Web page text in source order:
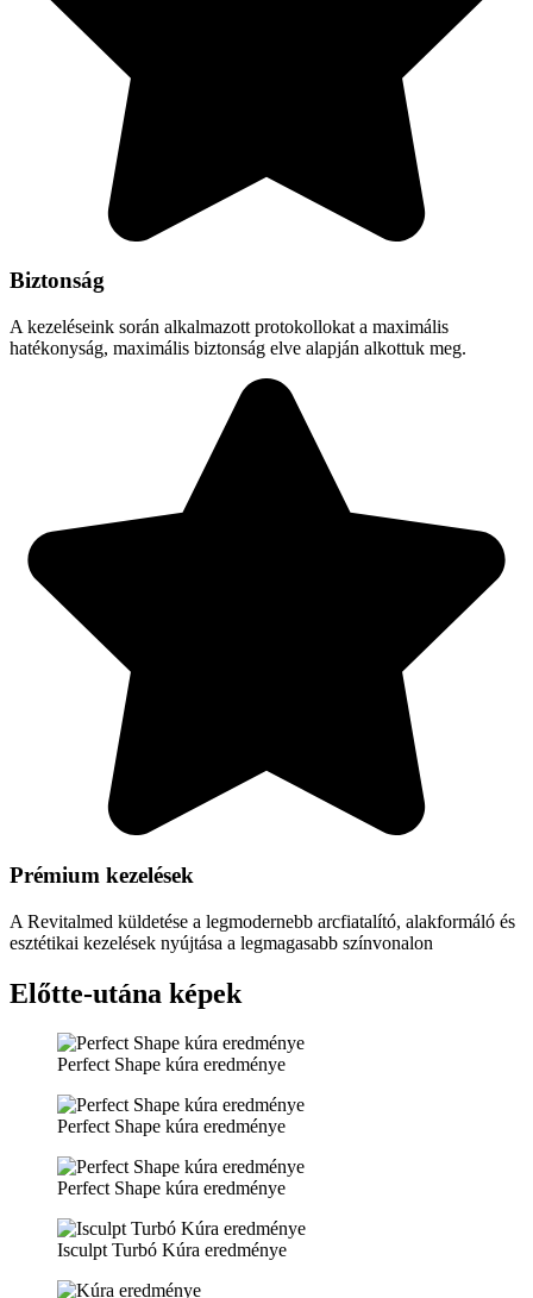
Biztonság
A kezeléseink során alkalmazott protokollokat a maximális
hatékonyság, maximális biztonság elve alapján alkottuk meg.
Prémium kezelések
A Revitalmed küldetése a legmodernebb arcfiatalító, alakformáló és
esztétikai kezelések nyújtása a legmagasabb színvonalon
Előtte-utána képek
Perfect Shape kúra eredménye
Perfect Shape kúra eredménye
Perfect Shape kúra eredménye
Isculpt Turbó Kúra eredménye